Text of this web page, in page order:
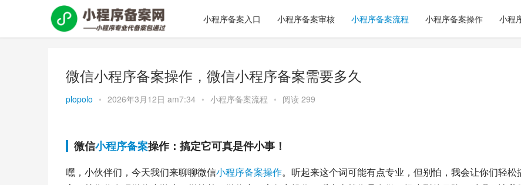
小程序备案入口 小程序备案审核 小程序备案流程 小程序备案操作 小程
微信小程序备案操作，微信小程序备案需要多久
plopolo • 2026年3月12日 am7:34 • 小程序备案流程 • 阅读 299
微信小程序备案操作：搞定它可真是件小事！
嘿，小伙伴们，今天我们来聊聊微信小程序备案操作。听起来这个词可能有点专业，但别怕，我会让你们轻松